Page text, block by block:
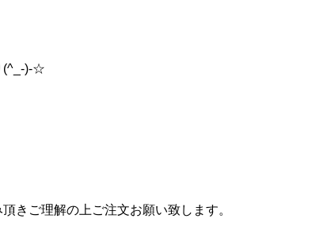
(^_-)-☆
きご理解の上ご注文お願い致します。